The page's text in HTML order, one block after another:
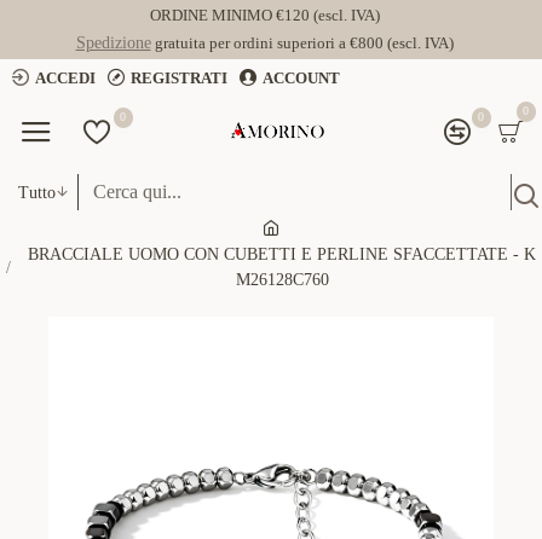
ORDINE MINIMO €120 (escl. IVA)
Spedizionegratuita per ordini superiori a €800 (escl. IVA)
ACCEDI
REGISTRATI ACCOUNT
0 0 0
Tutto
BRACCIALE UOMO CON CUBETTI E PERLINE SFACCETTATE - K
M26128C760